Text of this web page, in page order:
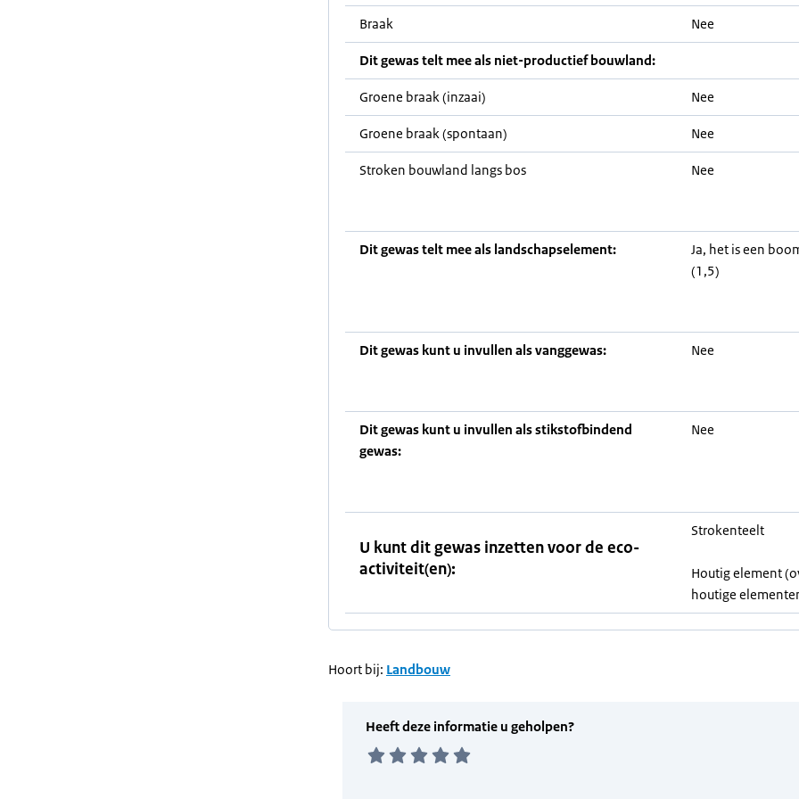
Braak Nee
Dit gewas telt mee als niet-productief bouwland:
Groene braak (inzaai) Nee
Groene braak (spontaan) Nee
Stroken bouwland langs bos Nee
Dit gewas telt mee als landschapselement:
Ja, het is een
(1,5)
Dit gewas kunt u invullen als vanggewas: Nee
Dit gewas kunt u invullen als stikstofbindend
gewas:
Nee
U kunt dit gewas inzetten voor de eco-
activiteit(en):
Strokenteelt
Houtig element
houtige
Hoort bij: Landbouw